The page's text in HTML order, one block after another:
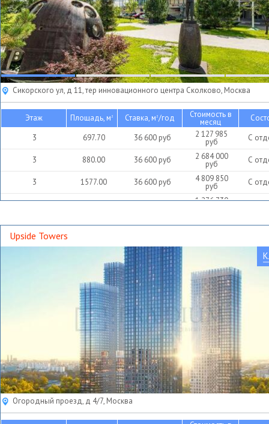
Сикорского ул, д 11, тер инновационного центра Сколково, Москва
Этаж Площадь, м2 Ставка, м2/год Стоимость в
месяц
3
697.70 36 600руб 2 127 985
руб С
3 880.00 36 600руб 2 684 000
руб С
3 1577.00 36 600руб 4 809 850
руб С
4 418.60 36 600руб 1 276 730 С
Upside Towers
Огородный проезд, д 4/7, Москва